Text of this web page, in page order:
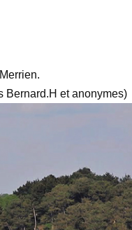
Bernard.H et anonymes)